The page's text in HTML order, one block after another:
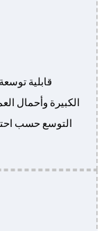
الكبيرة وأحمال